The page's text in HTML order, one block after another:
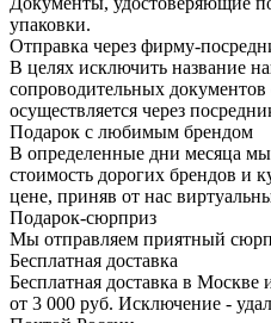
упаковки.
Отправка через фирму-
В целях исключить название
сопроводительных документов
осуществляется через
Подарок с любимым брендом
В определенные дни месяца
стоимость дорогих брендов и
цене, приняв от нас
Подарoк-сюрприз
Мы отправляем приятный
Бесплатная доставка
Бесплатная доставка в Москве
от 3 000 руб. Исключение -